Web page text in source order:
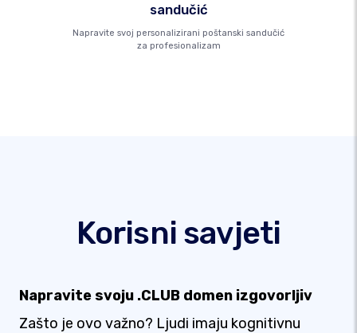
sandučić
Napravite svoj personalizirani poštanski sandučić
za profesionalizam
Korisni savjeti
Napravite svoju .CLUB domen izgovorljiv
Zašto je ovo važno? Ljudi imaju kognitivnu